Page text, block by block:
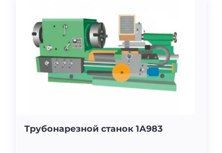
Трубонарезной станок 1А983